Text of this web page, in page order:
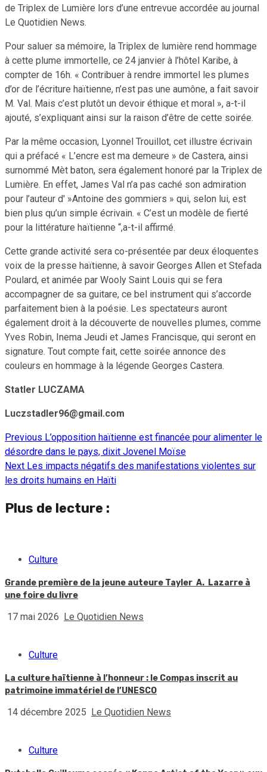
de Triplex de Lumière lors d’une entrevue accordée au journal
Le Quotidien News.
Pour saluer sa mémoire, la Triplex de lumière rend hommage
à cette plume immortelle, ce 24 janvier à l’hôtel Karibe, à
compter de 16h. « Contribuer à rendre immortel les plumes
d’or de l’écriture haïtienne, n’est pas une aumône, a fait savoir
M. Val. Mais c’est plutôt un devoir éthique et moral », a-t-il
ajouté, s’expliquant ainsi sur la raison d’être de cette soirée.
Par la même occasion, Lyonnel Trouillot, cet illustre écrivain
qui a préfacé « L’encre est ma demeure » de Castera, ainsi
surnommé Mèt baton, sera également honoré par la Triplex de
Lumière. En effet, James Val n’a pas caché son admiration
pour l’auteur d' »Antoine des gommiers » qui, selon lui, est
bien plus qu’un simple écrivain. « C’est un modèle de fierté
pour la littérature haïtienne “,a-t-il affirmé.
Cette grande activité sera co-présentée par deux éloquentes
voix de la presse haïtienne, à savoir Georges Allen et Stefada
Poulard, et animée par Wooly Saint Louis qui se fera
accompagner de sa guitare, ce bel instrument qui s’accorde
parfaitement bien à la poésie. Les spectateurs auront
également droit à la découverte de nouvelles plumes, comme
Yves Robin, Inema Jeudi et James Francisque, qui seront en
signature. Tout compte fait, cette soirée annonce des
couleurs en hommage à la légende Georges Castera.
Statler LUCZAMA
Luczstadler96@gmail.com
Continue
Reading
Previous L’opposition haïtienne est financée pour alimenter le
désordre dans le pays, dixit Jovenel Moïse
Next Les impacts négatifs des manifestations violentes sur
les droits humains en Haïti
Plus de lecture :
Culture
Grande première de la jeune auteure Tayler A. Lazarre à
une foire du livre
17 mai 2026 Le Quotidien News
Culture
La culture haïtienne à l’honneur : le Compas inscrit au
patrimoine immatériel de l’UNESCO
14 décembre 2025 Le Quotidien News
Culture